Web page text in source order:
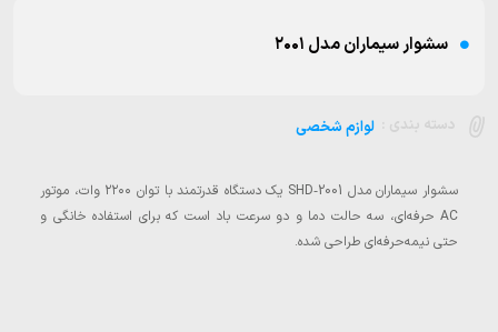
سشوار سیماران مدل ۲۰۰۱
لوازم شخصی
سشوار سیماران مدل SHD‑2001 یک دستگاه قدرتمند با توان ۲۲۰۰ وات، موتور
AC حرفه‌ای، سه حالت دما و دو سرعت باد است که برای استفاده خانگی و
حتی نیمه‌حرفه‌ای طراحی شده.